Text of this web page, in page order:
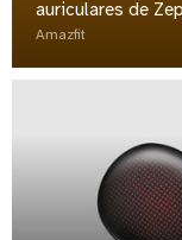
auriculares de
Amazfit